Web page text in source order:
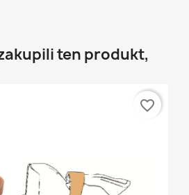
ten produkt,
favorite_border